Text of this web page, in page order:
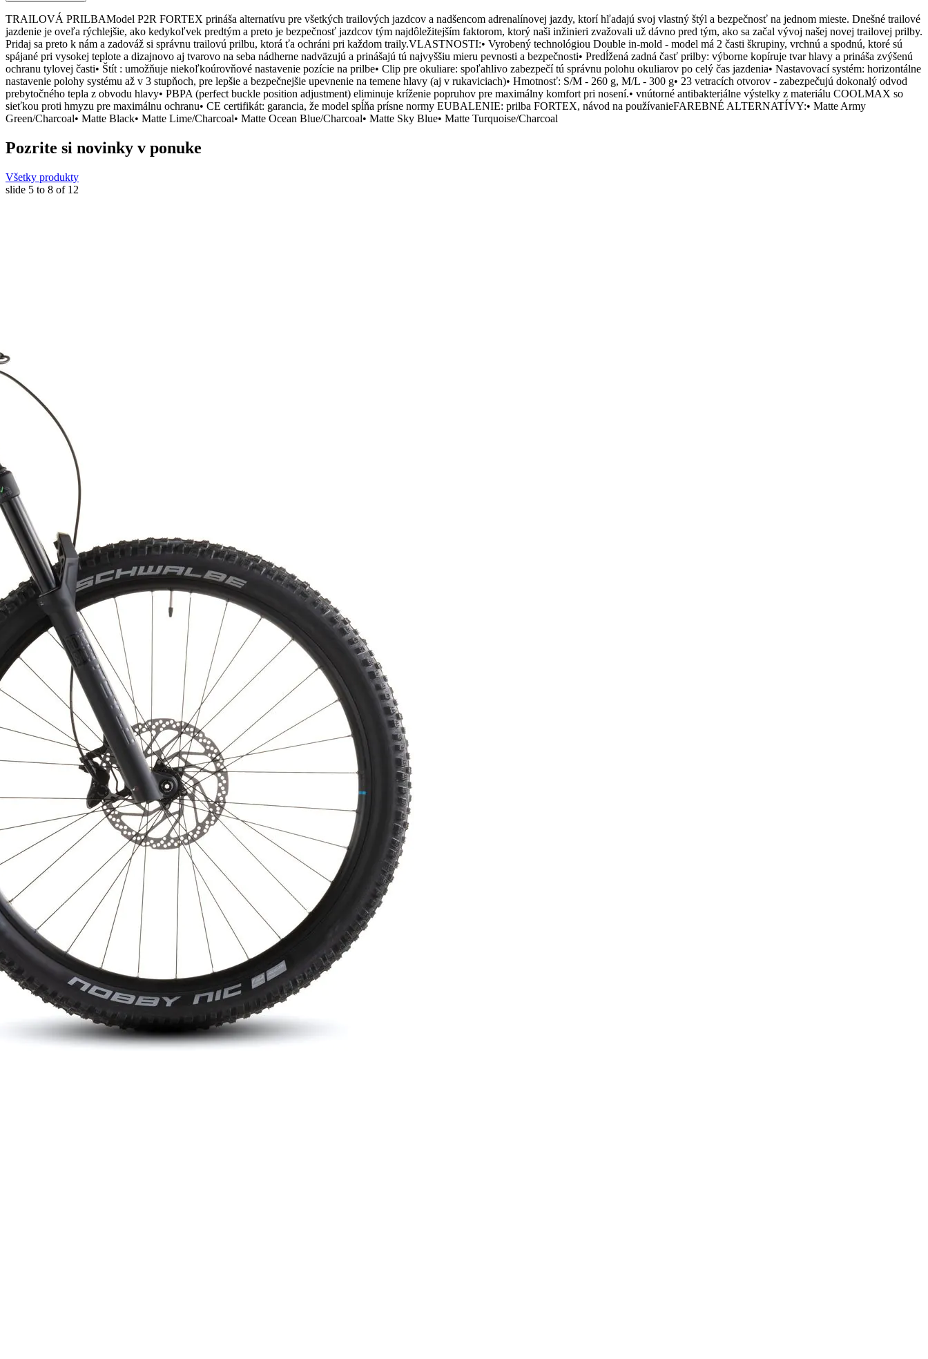
TRAILOVÁ PRILBAModel P2R FORTEX prináša alternatívu pre všetkých trailových jazdcov a nadšencom adrenalínovej jazdy, ktorí hľadajú svoj vlastný štýl a bezpečnosť na jednom mieste. Dnešné trailové
jazdenie je oveľa rýchlejšie, ako kedykoľvek predtým a preto je bezpečnosť jazdcov tým najdôležitejším faktorom, ktorý naši inžinieri zvažovali už dávno pred tým, ako sa začal vývoj našej novej trailovej prilby.
Pridaj sa preto k nám a zadováž si správnu trailovú prilbu, ktorá ťa ochráni pri každom traily.VLASTNOSTI:• Vyrobený technológiou Double in-mold - model má 2 časti škrupiny, vrchnú a spodnú, ktoré sú
spájané pri vysokej teplote a dizajnovo aj tvarovo na seba nádherne nadväzujú a prinášajú tú najvyššiu mieru pevnosti a bezpečnosti• Predĺžená zadná časť prilby: výborne kopíruje tvar hlavy a prináša zvýšenú
ochranu tylovej časti• Štít : umožňuje niekoľkoúrovňové nastavenie pozície na prilbe• Clip pre okuliare: spoľahlivo zabezpečí tú správnu polohu okuliarov po celý čas jazdenia• Nastavovací systém: horizontálne
nastavenie polohy systému až v 3 stupňoch, pre lepšie a bezpečnejšie upevnenie na temene hlavy (aj v rukaviciach)• Hmotnosť: S/M - 260 g, M/L - 300 g• 23 vetracích otvorov - zabezpečujú dokonalý odvod
prebytočného tepla z obvodu hlavy• PBPA (perfect buckle position adjustment) eliminuje kríženie popruhov pre maximálny komfort pri nosení.• vnútorné antibakteriálne výstelky z materiálu COOLMAX so
sieťkou proti hmyzu pre maximálnu ochranu• CE certifikát: garancia, že model spĺňa prísne normy EUBALENIE: prilba FORTEX, návod na používanieFAREBNÉ ALTERNATÍVY:• Matte Army
Green/Charcoal• Matte Black• Matte Lime/Charcoal• Matte Ocean Blue/Charcoal• Matte Sky Blue• Matte Turquoise/Charcoal
Pozrite si novinky v ponuke
Všetky produkty
slide 5 to 8 of 12